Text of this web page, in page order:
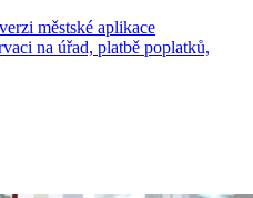
městské aplikace
na úřad, platbě poplatků,